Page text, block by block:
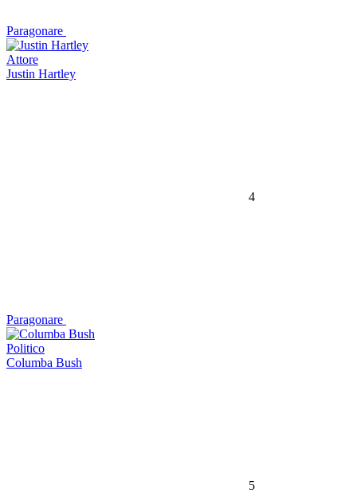
Paragonare
Attore
Justin Hartley
4
Paragonare
Politico
Columba Bush
5